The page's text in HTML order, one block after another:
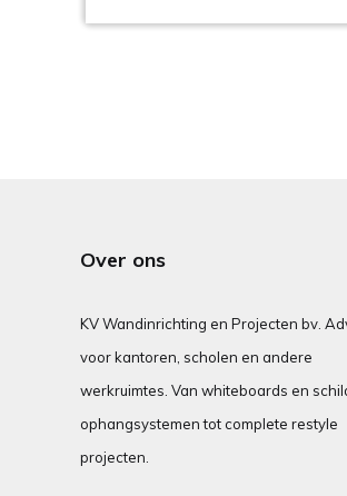
Over ons
KV Wandinrichting en Projecten bv.
voor kantoren, scholen en andere
werkruimtes. Van whiteboards en
ophangsystemen tot complete restyle
projecten.